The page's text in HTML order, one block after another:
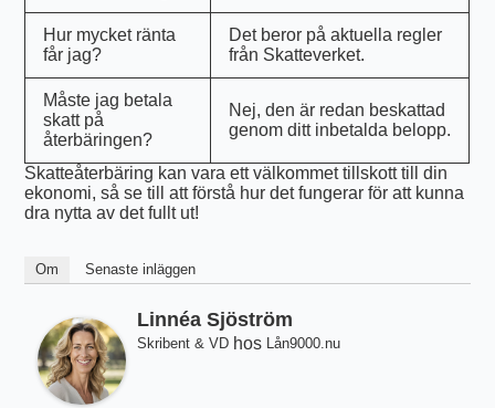
Hur mycket ränta
får jag?
Det beror på aktuella regler
från Skatteverket.
Måste jag betala
skatt på
återbäringen?
Nej, den är redan beskattad
genom ditt inbetalda belopp.
Skatteåterbäring kan vara ett välkommet tillskott till din
ekonomi, så se till att förstå hur det fungerar för att kunna
dra nytta av det fullt ut!
Om Senaste inläggen
Linnéa Sjöström
Skribent & VD hos Lån9000.nu